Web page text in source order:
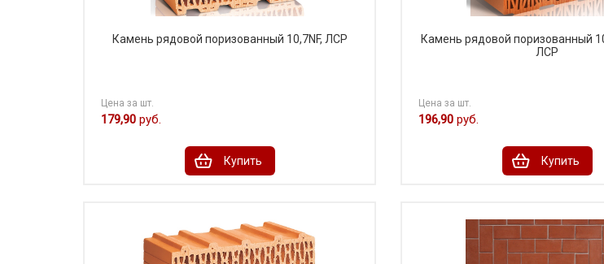
Камень рядовой поризованный 10,7NF, ЛСР
Цена за шт.
179,90 руб.
Купить
Камень рядовой поризованный
ЛСР
Цена за шт.
196,90 руб.
Купить